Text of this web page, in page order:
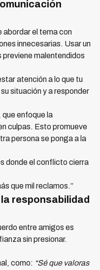
abordar el tema con
innecesarias. Usar un
previene malentendidos
atención a lo que tu
situación y a responder
, que enfoque la
culpas. Esto promueve
persona se ponga a la
donde el conflicto cierra
que mil reclamos.”
responsabilidad
entre amigos es
sin presionar.
como: “Sé que valoras